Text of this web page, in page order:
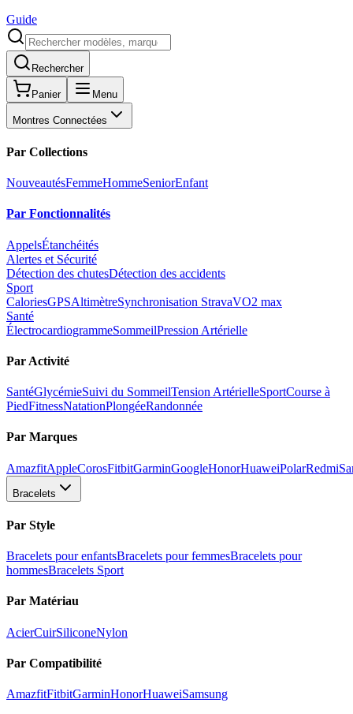
Guide
Rechercher
Panier Menu
Montres Connectées
Par Collections
NouveautésFemmeHommeSeniorEnfant
Par Fonctionnalités
AppelsÉtanchéités
Alertes et Sécurité
Détection des chutesDétection des accidents
Sport
CaloriesGPSAltimètreSynchronisation StravaVO2 max
Santé
ÉlectrocardiogrammeSommeilPression Artérielle
Par Activité
SantéGlycémieSuivi du SommeilTension ArtérielleSportCourse à
PiedFitnessNatationPlongéeRandonnée
Par Marques
AmazfitAppleCorosFitbitGarminGoogleHonorHuaweiPolarRedmi
Bracelets
Par Style
Bracelets pour enfantsBracelets pour femmesBracelets pour
hommesBracelets Sport
Par Matériau
AcierCuirSiliconeNylon
Par Compatibilité
AmazfitFitbitGarminHonorHuaweiSamsung